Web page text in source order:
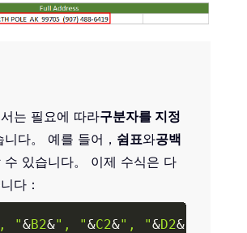
는 필요에 따라구분자를 지정
다。 예를 들어， 쉼표와공백
수 있습니다。 이제 수식은 다
다：
"&B2&", "&C2&", "&D2&
Copy